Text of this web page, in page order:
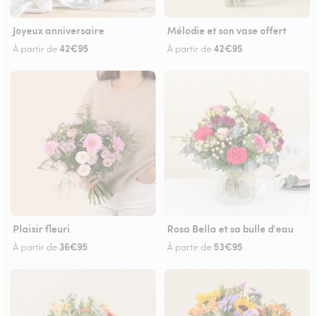
Joyeux anniversaire
À partir de42€95
Mélodie et son vase offert
À partir de42€95
Plaisir fleuri
À partir de 36€95
Rosa Bella et sa bulle d'eau
À partir de 53€95